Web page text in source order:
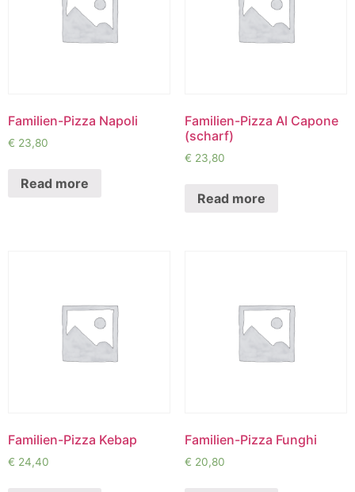
Familien-Pizza Napoli
€ 23,80
Read more
Familien-Pizza Al Capone
(scharf)
€ 23,80
Read more
Familien-Pizza Kebap
€ 24,40
Familien-Pizza Funghi
€ 20,80